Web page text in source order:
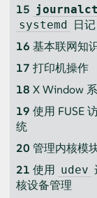
15
systemd 日记
16 基本联网知
17 打印机操作
18 X Window
19 使用 FUSE
统
20 管理内核模
21 使用 udev
核设备管理